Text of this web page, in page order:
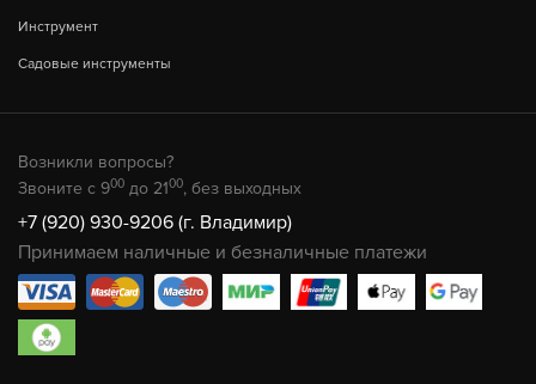
Инструмент
Садовые инструменты
Возникли вопросы?
Звоните с 900 до 2100, без выходных
+7 (920) 930-9206 (г. Владимир)
Принимаем наличные и безналичные платежи